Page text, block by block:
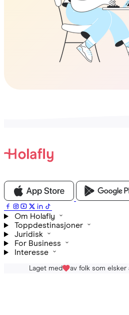
Om Holafly
Toppdestinasjoner
Juridisk
For Business
Interesse
Laget med av folk som elsker